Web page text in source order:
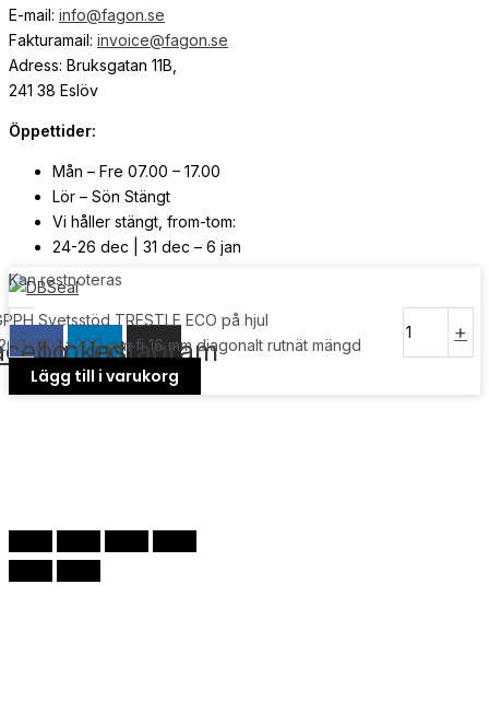
E-mail: info@fagon.se
Fakturamail: invoice@fagon.se
Adress: Bruksgatan 11B,
241 38 Eslöv
Öppettider:
Mån – Fre 07.00 – 17.00
Lör – Sön Stängt
Vi håller stängt, from-tom:
24-26 dec | 31 dec – 6 jan
© Copyright 2026| Webb av Svensk Media Partner
Linkedin
Instagram
Kan restnoteras
-
Svetsstöd TRESTLE ECO på hjul
mm fi 16 mm diagonalt rutnät mängd
+
Lägg till i varukorg